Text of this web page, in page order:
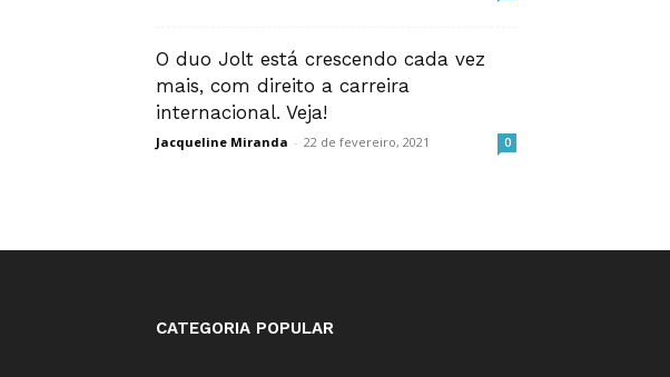
O duo Jolt está crescendo cada vez
mais, com direito a carreira
internacional. Veja!
Jacqueline Miranda - 22 de fevereiro, 2021 0
CATEGORIA POPULAR